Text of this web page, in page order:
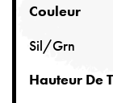
Couleur
Sil/grn
Hauteur De